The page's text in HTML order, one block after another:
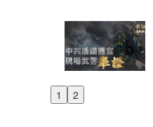
1 2
Previous